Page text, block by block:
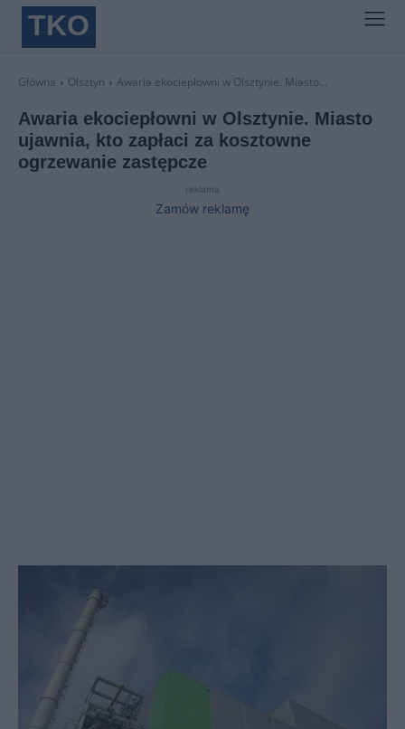
TKO
Główna Olsztyn Awaria ekociepłowni w Olsztynie. Miasto...
Awaria ekociepłowni w Olsztynie. Miasto
ujawnia, kto zapłaci za kosztowne
ogrzewanie zastępcze
reklama
Zamów reklamę